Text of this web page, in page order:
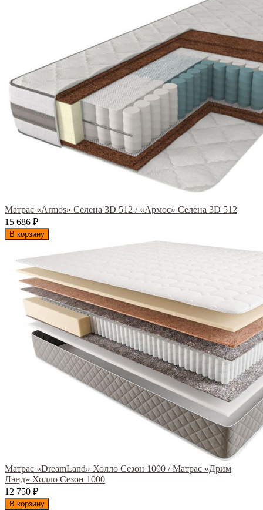
Матрас «Armos» Селена 3D 512 / «Армос» Селена 3D 512
15 686 ₽
В корзину
Матрас «DreamLand» Холло Сезон 1000 / Матрас «Дрим
Лэнд» Холло Сезон 1000
12 750 ₽
В корзину